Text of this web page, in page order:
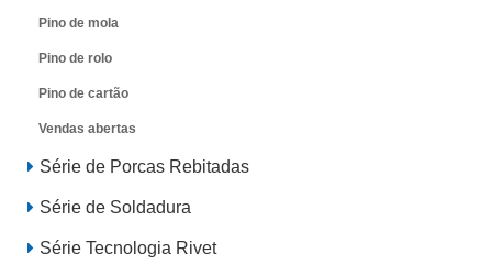
Pino de mola
Pino de rolo
Pino de cartão
Vendas abertas
Série de Porcas Rebitadas
Série de Soldadura
Série Tecnologia Rivet